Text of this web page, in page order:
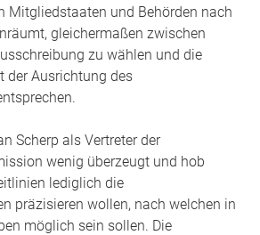
Mitgliedstaaten und Behörden nach
gleichermaßen zwischen
zu wählen und die
der Ausrichtung des
Scherp als Vertreter der
wenig überzeugt und hob
lediglich die
präzisieren wollen, nach welchen in
möglich sein sollen. Die